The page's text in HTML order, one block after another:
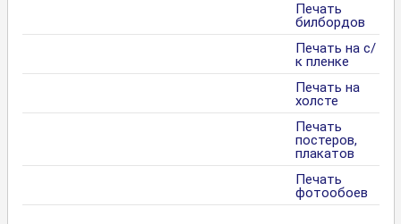
Печать
билбордов
Печать на с/
к пленке
Печать на
холсте
Печать
постеров,
плакатов
Печать
фотообоев